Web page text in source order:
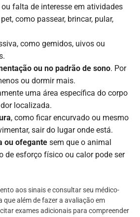
falta de interesse em atividades
como passear, brincar, pular,
como gemidos, uivos ou
ou no padrão de sono. Por
ou dormir mais.
uma área específica do corpo
localizada.
, como ficar encurvado ou mesmo
sair do lugar onde está.
ou ofegante sem que o animal
de esforço físico ou calor pode ser
aos sinais e consultar seu médico-
que além de fazer a avaliação em
exames adicionais para compreender